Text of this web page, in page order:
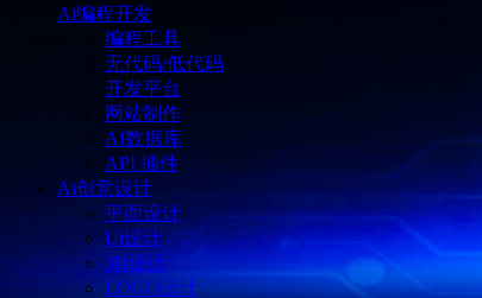
Ai编程开发
编程工具
无代码/低代码
开发平台
网站制作
AI数据库
API 插件
Ai创意设计
平面设计
Ui设计
3D设计
LOGO设计